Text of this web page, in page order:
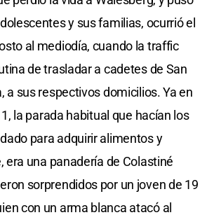
y sus familias, ocurrió el
al mediodía, cuando la traffic
de trasladar a cadetes de San
a sus respectivos domicilios. Ya en
la parada habitual que hacían los
para adquirir alimentos y
era una panadería de Colastiné
sorprendidos por un joven de 19
con un arma blanca atacó al